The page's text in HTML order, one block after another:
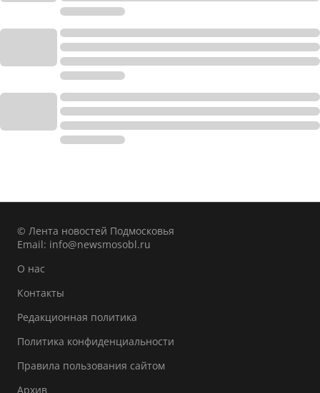
© Лента новостей Подмосковья
Email: info@newsmosobl.ru
О нас
Контакты
Редакционная политика
Политика конфиденциальности
Правила пользования сайтом
Архив